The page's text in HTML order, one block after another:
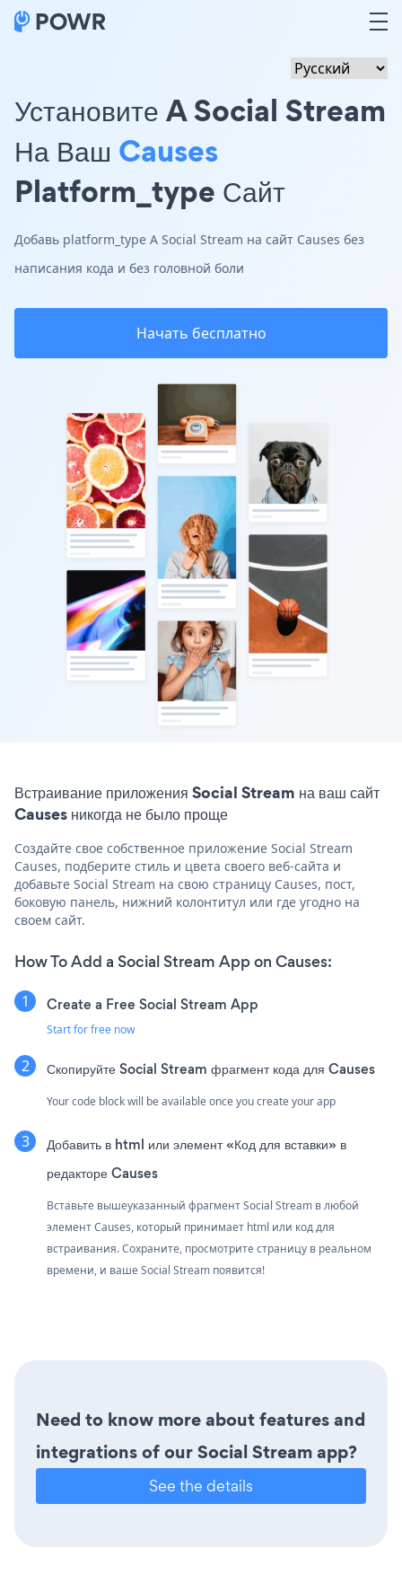
Установите A Social Stream
На Ваш Causes
Platform_type Сайт
Добавь platform_type A Social Stream на сайт Causes без
написания кода и без головной боли
Начать бесплатно
Встраивание приложения Social Stream на ваш сайт
Causes никогда не было проще
Создайте свое собственное приложение Social Stream
Causes, подберите стиль и цвета своего веб-сайта и
добавьте Social Stream на свою страницу Causes, пост,
боковую панель, нижний колонтитул или где угодно на
своем сайт.
How To Add a Social Stream App on Causes:
Create a Free Social Stream App
Start for free now
Скопируйте Social Stream фрагмент кода для Causes
Your code block will be available once you create your app
Добавить в html или элемент «Код для вставки» в
редакторе Causes
Вставьте вышеуказанный фрагмент Social Stream в любой
элемент Causes, который принимает html или код для
встраивания. Сохраните, просмотрите страницу в реальном
времени, и ваше Social Stream появится!
Need to know more about features and
integrations of our Social Stream app?
See the details